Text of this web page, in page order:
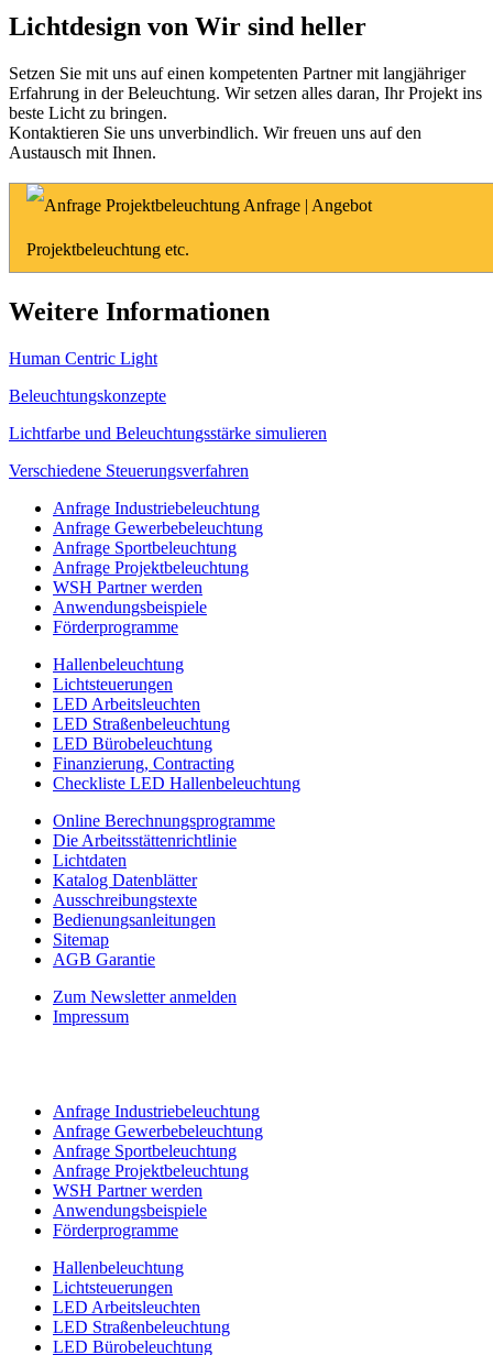
Lichtdesign von Wir sind heller
Setzen Sie mit uns auf einen kompetenten Partner mit langjähriger
Erfahrung in der Beleuchtung. Wir setzen alles daran, Ihr Projekt ins
beste Licht zu bringen.
Kontaktieren Sie uns unverbindlich. Wir freuen uns auf den
Austausch mit Ihnen.
Anfrage | Angebot
Projektbeleuchtung etc.
Weitere Informationen
Human Centric Light
Beleuchtungskonzepte
Lichtfarbe und Beleuchtungsstärke simulieren
Verschiedene Steuerungsverfahren
Anfrage Industriebeleuchtung
Anfrage Gewerbebeleuchtung
Anfrage Sportbeleuchtung
Anfrage Projektbeleuchtung
WSH Partner werden
Anwendungsbeispiele
Förderprogramme
Hallenbeleuchtung
Lichtsteuerungen
LED Arbeitsleuchten
LED Straßenbeleuchtung
LED Bürobeleuchtung
Finanzierung, Contracting
Checkliste LED Hallenbeleuchtung
Online Berechnungsprogramme
Die Arbeitsstättenrichtlinie
Lichtdaten
Katalog Datenblätter
Ausschreibungstexte
Bedienungsanleitungen
Sitemap
AGB Garantie
Zum Newsletter anmelden
Impressum
Anfrage Industriebeleuchtung
Anfrage Gewerbebeleuchtung
Anfrage Sportbeleuchtung
Anfrage Projektbeleuchtung
WSH Partner werden
Anwendungsbeispiele
Förderprogramme
Hallenbeleuchtung
Lichtsteuerungen
LED Arbeitsleuchten
LED Straßenbeleuchtung
LED Bürobeleuchtung